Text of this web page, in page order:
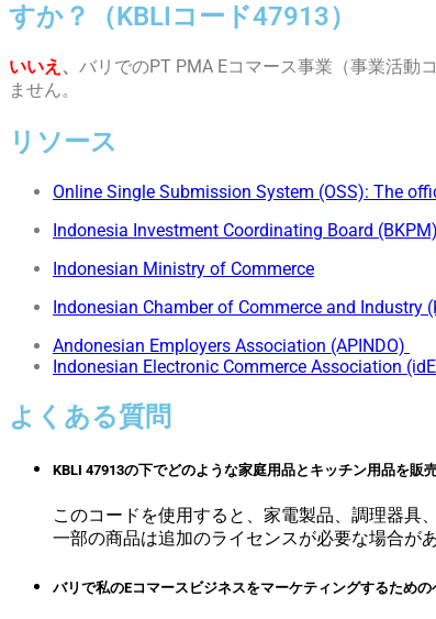
すか？（KBLIコード47913）
いいえ 、 バリでのPT PMA Eコマース事業（事業活動
ません。
リソース
Online Single Submission System (OSS): The
Indonesia Investment Coordinating Board (BKPM)
Indonesian Ministry of Commerce
Indonesian Chamber of Commerce and Industry
Andonesian Employers Association (APINDO)
Indonesian Electronic Commerce Association
よくある質問
KBLI 47913の下でどのような家庭用品とキッチン用品を販
このコードを使用すると、家電製品、調理器具
一部の商品は追加のライセンスが必要な場合が
バリで私のEコマースビジネスをマーケティングするため